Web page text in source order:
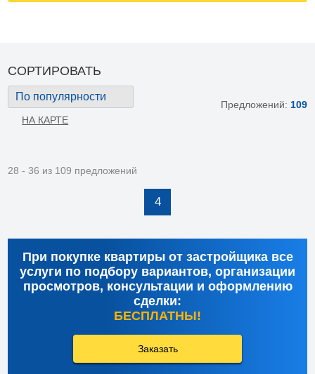
СОРТИРОВАТЬ
По популярности
НА КАРТЕ
Предложений: 109
28 - 36 из 109 предложений
4
При покупке квартиры от застройщика все
услуги по подбору вариантов, организации
просмотров, консультации и оформлению
сделки:
БЕСПЛАТНЫ!
Заказать